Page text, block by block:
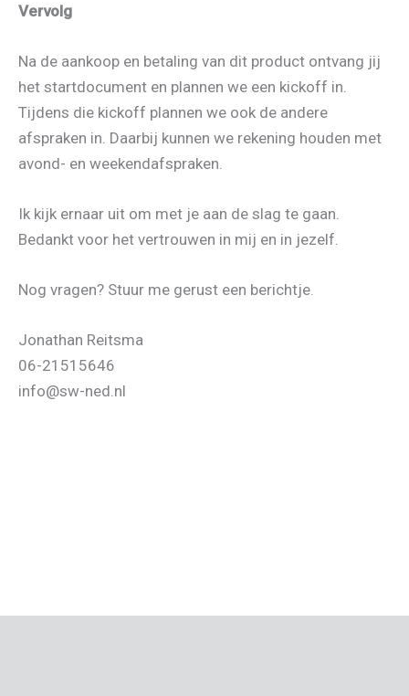
Vervolg
Na de aankoop en betaling van dit product ontvang jij
het startdocument en plannen we een kickoff in.
Tijdens die kickoff plannen we ook de andere
afspraken in. Daarbij kunnen we rekening houden met
avond- en weekendafspraken.
Ik kijk ernaar uit om met je aan de slag te gaan.
Bedankt voor het vertrouwen in mij en in jezelf.
Nog vragen? Stuur me gerust een berichtje.
Jonathan Reitsma
06-21515646
info@sw-ned.nl